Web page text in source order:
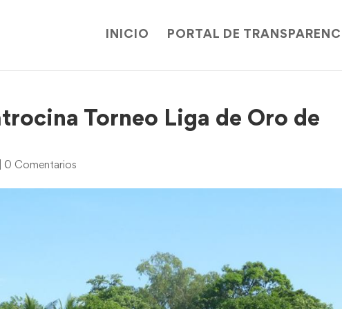
INICIO PORTAL DE
Torneo Liga de Oro de
0 Comentarios